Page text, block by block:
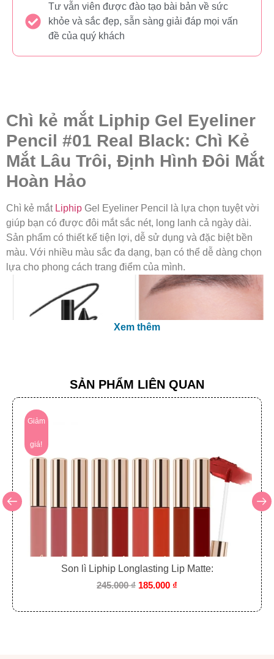
Tư vẫn viên được đào tạo bài bản về sức
khỏe và sắc đẹp, sẫn sàng giải đáp mọi vấn
đề của quý khách
Chì kẻ mắt Liphip Gel Eyeliner
Pencil #01 Real Black: Chì Kẻ
Mắt Lâu Trôi, Định Hình Đôi Mắt
Hoàn Hảo
Chì kẻ mắt Liphip Gel Eyeliner Pencil là lựa chọn tuyệt vời
giúp bạn có được đôi mắt sắc nét, long lanh cả ngày dài.
Sản phẩm có thiết kế tiện lợi, dễ sử dụng và đặc biệt bền
màu. Với nhiều màu sắc đa dạng, bạn có thể dễ dàng chọn
lựa cho phong cách trang điểm của mình.
Màu sắc đa dạng và phù hợp với mọi
phong cách
Liphip Gel Eyeliner Pencil có 5 màu sắc hấp dẫn:
Xem thêm
SẢN PHẨM LIÊN QUAN
Giảm
giá!
Son lì Liphip Longlasting Lip Matte:
245.000₫ 185.000 ₫